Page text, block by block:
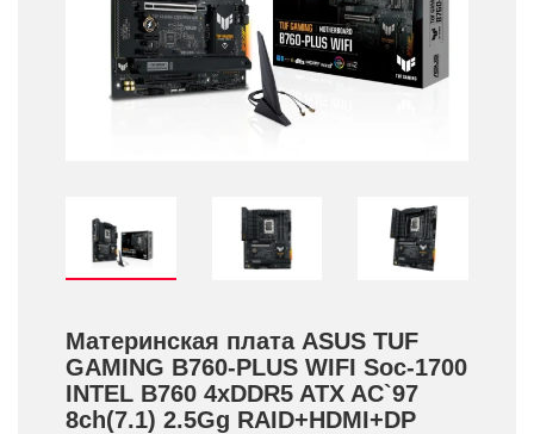
Материнская плата ASUS TUF
GAMING B760-PLUS WIFI Soc-1700
INTEL B760 4xDDR5 ATX AC`97
8ch(7.1) 2.5Gg RAID+­HDMI+­DP